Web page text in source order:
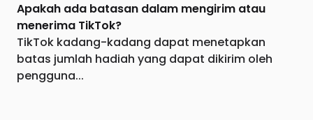
Apakah ada batasan dalam mengirim atau
menerima TikTok?
TikTok kadang-kadang dapat menetapkan
batas jumlah hadiah yang dapat dikirim oleh
pengguna...